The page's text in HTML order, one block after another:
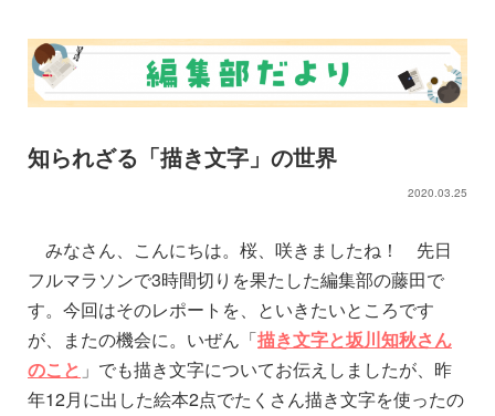
知られざる「描き文字」の世界
2020.03.25
みなさん、こんにちは。桜、咲きましたね！ 先日
フルマラソンで3時間切りを果たした編集部の藤田で
す。今回はそのレポートを、といきたいところです
が、またの機会に。いぜん「描き文字と坂川知秋さん
のこと 」でも描き文字についてお伝えしましたが、昨
年12月に出した絵本2点でたくさん描き文字を使ったの